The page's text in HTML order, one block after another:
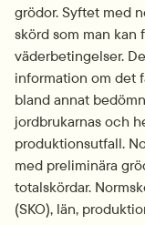
grödor. Syftet med
skörd som man kan
väderbetingelser.
information om det
bland annat
jordbrukarnas och
produktionsutfall.
med preliminära
totalskördar.
(SKO), län,